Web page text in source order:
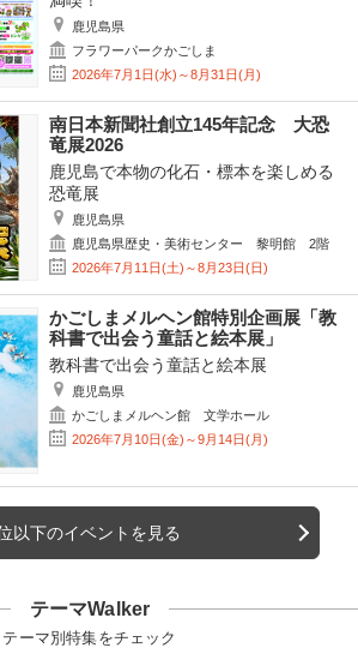
鹿児島県
フラワーパークかごしま
2026年7月1日(水)～8月31日(月)
南日本新聞社創立145年記念 大恐
竜展2026
鹿児島で本物の化石・標本を楽しめる
恐竜展
鹿児島県
鹿児島県歴史・美術センター 黎明館 2階
2026年7月11日(土)～8月23日(日)
かごしまメルヘン館特別企画展「教
科書で出会う童話と絵本展」
教科書で出会う童話と絵本展
鹿児島県
かごしまメルヘン館 文学ホール
2026年7月10日(金)～9月14日(月)
以下のイベントを見る
テーマWalker
テーマ別特集をチェック